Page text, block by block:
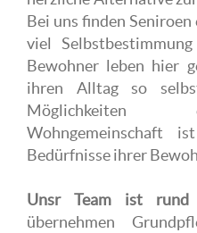
Bei uns finden
viel
Bewohner leben hier
ihren Alltag so
Möglichkeiten
Wohngemeinschaft
Bedürfnisse ihrer
Unsr Team ist
übernehmen